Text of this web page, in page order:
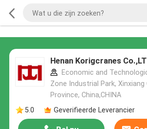
Henan Korigcranes
Economic and
Zone Industrial Park, Xinxiang
Province, China,CHINA
5.0
Geverifieerde Leverancier